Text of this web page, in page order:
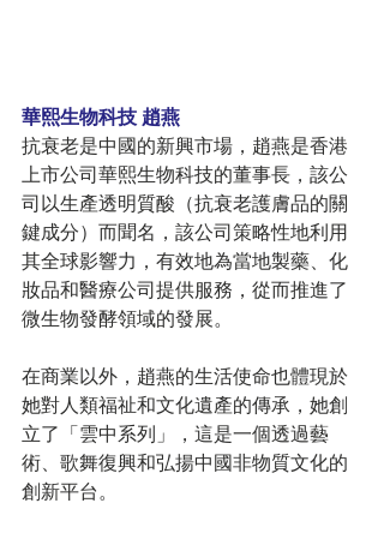
華熙生物科技 趙燕
抗衰老是中國的新興市場，趙燕是香港
上市公司華熙生物科技的董事長，該公
司以生產透明質酸（抗衰老護膚品的關
鍵成分）而聞名，該公司策略性地利用
其全球影響力，有效地為當地製藥、化
妝品和醫療公司提供服務，從而推進了
微生物發酵領域的發展。
在商業以外，趙燕的生活使命也體現於
她對人類福祉和文化遺產的傳承，她創
立了「雲中系列」，這是一個透過藝
術、歌舞復興和弘揚中國非物質文化的
創新平台。